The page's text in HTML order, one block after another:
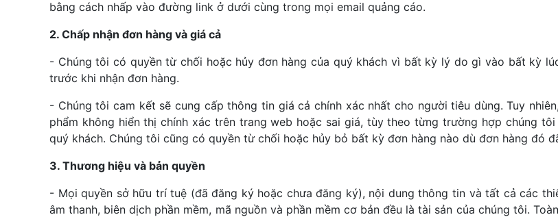
bằng cách nhấp vào đường link ở dưới cùng trong mọi email quảng cáo.
2. Chấp nhận đơn hàng và giá cả
- Chúng tôi có quyền từ chối hoặc hủy đơn hàng của quý khách vì bất kỳ lý do gì vào bất kỳ
trước khi nhận đơn hàng.
- Chúng tôi cam kết sẽ cung cấp thông tin giá cả chính xác nhất cho người tiêu dùng. Tuy
phẩm không hiển thị chính xác trên trang web hoặc sai giá, tùy theo từng trường hợp chúng
quý khách. Chúng tôi cũng có quyền từ chối hoặc hủy bỏ bất kỳ đơn hàng nào dù đơn hàng đó
3. Thương hiệu và bản quyền
- Mọi quyền sở hữu trí tuệ (đã đăng ký hoặc chưa đăng ký), nội dung thông tin và tất cả các
âm thanh, biên dịch phần mềm, mã nguồn và phần mềm cơ bản đều là tài sản của chúng tôi.